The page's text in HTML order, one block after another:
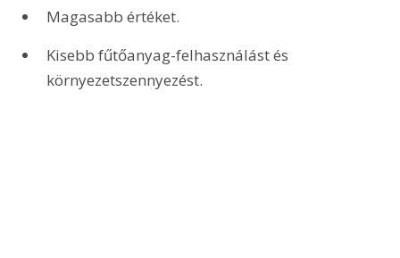
Magasabb értéket.
Kisebb fűtőanyag-felhasználást és
környezetszennyezést.